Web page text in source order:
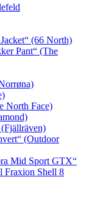
(66 North)
Pant“ (The
North Face)
(Outdoor
Mid Sport GTX“
Fraxion Shell 8